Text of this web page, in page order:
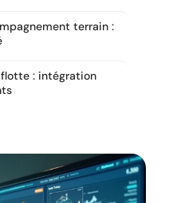
terrain :
: intégration